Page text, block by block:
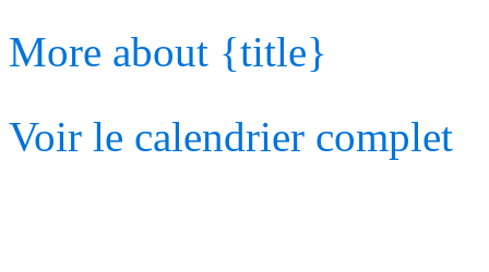
More about {title}
Voir le calendrier complet